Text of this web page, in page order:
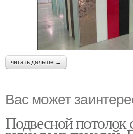
читать дальше →
Вас может
Подвесной потолок